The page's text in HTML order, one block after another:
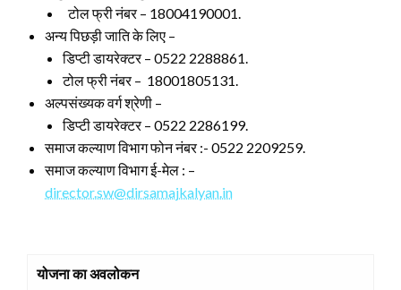
टोल फ्री नंबर – 18004190001.
अन्य पिछड़ी जाति के लिए –
डिप्टी डायरेक्टर – 0522 2288861.
टोल फ्री नंबर – 18001805131.
अल्पसंख्यक वर्ग श्रेणी –
डिप्टी डायरेक्टर – 0522 2286199.
समाज कल्याण विभाग फोन नंबर :- 0522 2209259.
समाज कल्याण विभाग ई-मेल : –
director.sw@dirsamajkalyan.in
योजना का अवलोकन